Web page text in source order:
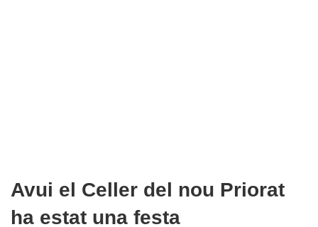
Avui el Celler del nou Priorat
ha estat una festa